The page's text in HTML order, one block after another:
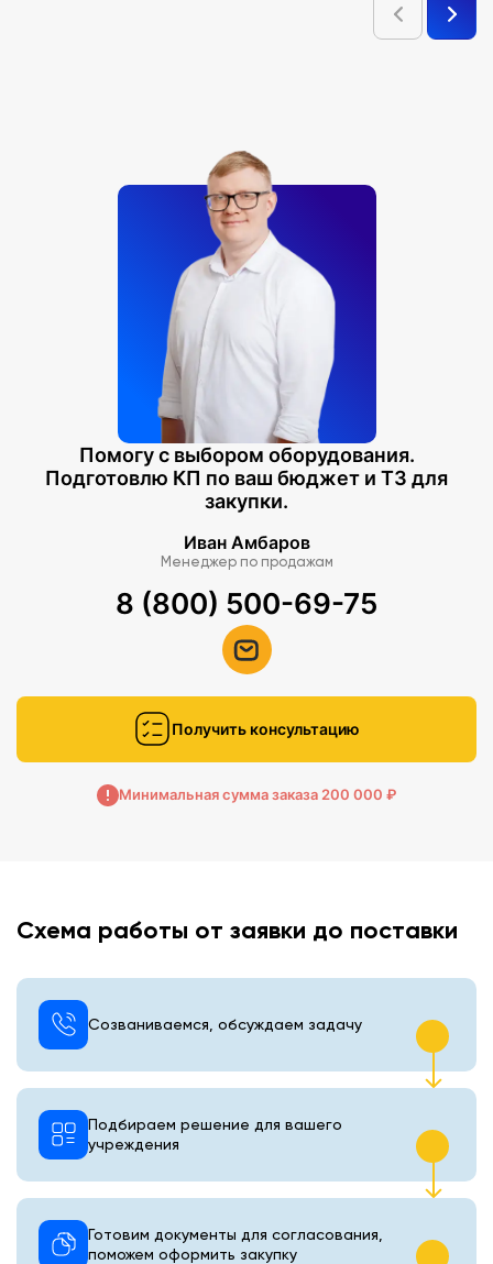
Помогу с выбором оборудования.
Подготовлю КП по ваш бюджет и ТЗ для
закупки.
Иван Амбаров
Менеджер по продажам
8 (800) 500-69-75
Получить консультацию
Минимальная сумма заказа 200 000 ₽
Схема работы от заявки до поставки
Созваниваемся, обсуждаем задачу
Подбираем решение для вашего
учреждения
Готовим документы для согласования,
поможем оформить закупку